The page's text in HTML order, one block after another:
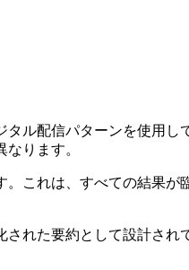
ル配信パターンを使用
ります。
これは、すべての結果
れた要約として設計さ